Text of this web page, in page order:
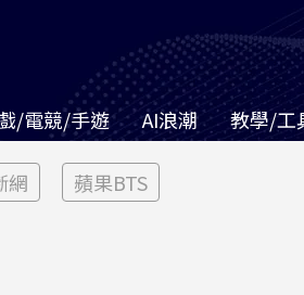
/電競/手遊 AI浪潮 教學/工
網 蘋果BTS